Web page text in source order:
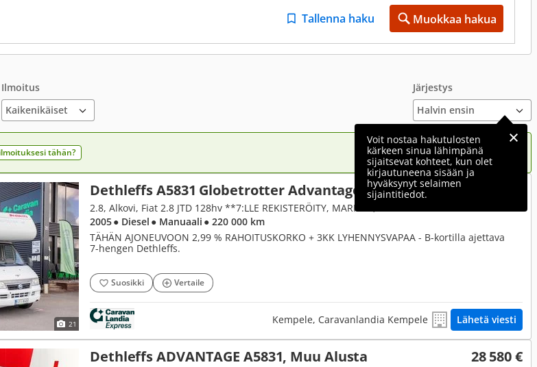
Tallenna haku Muokkaa hakua
Ilmoitus Järjestys
Voit nostaa hakutulosten
kärkeen sinua lähimpänä
sijaitsevat kohteet, kun olet
kirjautuneena sisään ja
hyväksynyt selaimen
sijaintitiedot.
tähän?
21
Dethleffs A5831 Globetrotter Advantage, Fiat
2005● Diesel ● Manuaali ● 220 000 km
TÄHÄN AJONEUVOON 2,99 % RAHOITUSKORKO + 3KK LYHENNYSVAPAA - B-kortilla ajettava
7-hengen Dethleffs.
Suosikki Vertaile
Kempele, Caravanlandia Kempele Lähetä viesti
Dethleffs ADVANTAGE A5831, Muu Alusta 28 580 €